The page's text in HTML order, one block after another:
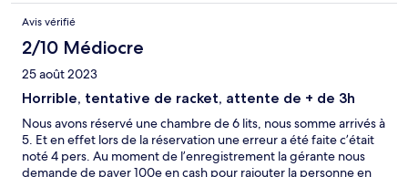
de la piscine et un yogourt aux fruits frais et miel au petit
déjeuner. Je recommande plus plus Les petits moins ne sont pas
de la responsabilité de l'hôtel : l'environnement est sale (comme
tout Santorin d'ailleurs) et la route pour aller à Fira à pied est
dangereuse car il n'y a pas de trottoir
Avis vérifié
2/10 Médiocre
25 août 2023
Horrible, tentative de racket, attente de + de 3h
Nous avons réservé une chambre de 6 lits, nous somme arrivés à
5. Et en effet lors de la réservation une erreur a été faite c’était
noté 4 pers. Au moment de l’enregistrement la gérante nous
demande de payer 100e en cash pour rajouter la personne en